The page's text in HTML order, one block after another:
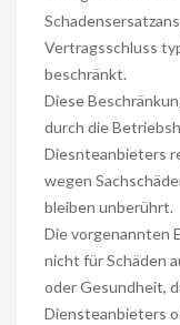
Vertragsschluss
beschränkt.
Diese
durch die
Diesnteanbieters
wegen
bleiben unberührt.
Die vorgenannten
nicht für Schäden
oder Gesundheit,
Diensteanbieters